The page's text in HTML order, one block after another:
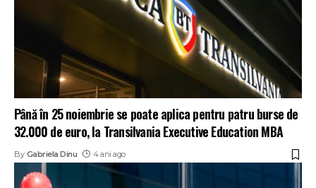
Până în 25 noiembrie se poate aplica pentru patru burse de
32.000 de euro, la Transilvania Executive Education MBA
By Gabriela Dinu 4 ani ago